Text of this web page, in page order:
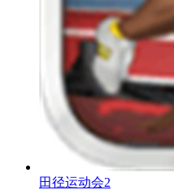
田径运动会2